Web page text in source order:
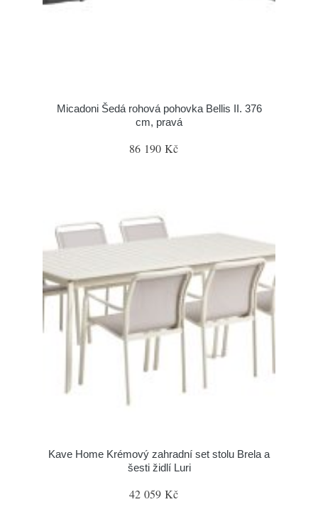
Micadoni Šedá rohová pohovka Bellis II. 376
cm, pravá
86 190 Kč
Kave Home Krémový zahradní set stolu Brela a
šesti židlí Luri
42 059 Kč